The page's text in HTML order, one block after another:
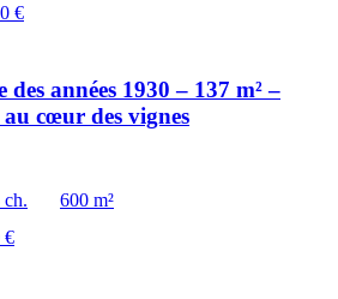
€
années 1930 – 137 m² –
cœur des vignes
ch.
600 m²
€